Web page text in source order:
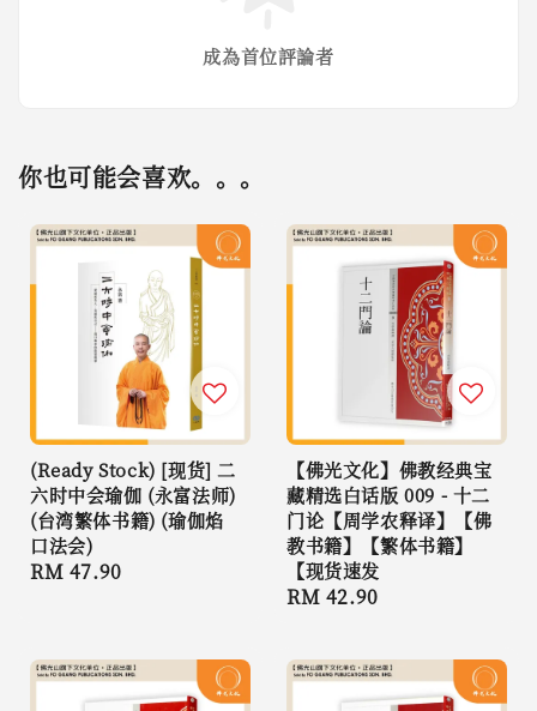
成為首位評論者
你也可能会喜欢。。。
(Ready Stock) [现货] 二
六时中会瑜伽 (永富法师)
(台湾繁体书籍) (瑜伽焰
口法会)
Regular
RM 47.90
【佛光文化】佛教经典宝
藏精选白话版 009 - 十二
门论【周学农释译】【佛
教书籍】【繁体书籍】
【现货速发
Regular
RM 42.90